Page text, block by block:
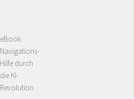
eBook:
Navigations-
Hilfe durch
die KI-
Revolution